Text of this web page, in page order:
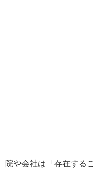
や会社は「存在する